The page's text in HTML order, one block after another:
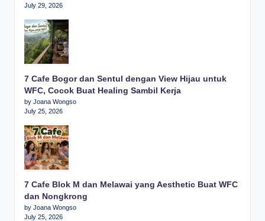
July 29, 2026
7 Cafe Bogor dan Sentul dengan View Hijau untuk
WFC, Cocok Buat Healing Sambil Kerja
by Joana Wongso
July 25, 2026
7 Cafe Blok M dan Melawai yang Aesthetic Buat WFC
dan Nongkrong
by Joana Wongso
July 25, 2026